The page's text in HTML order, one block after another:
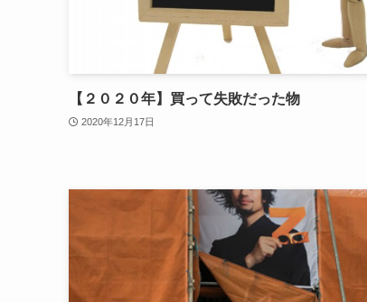
【２０２０年】買って失敗だった物
2020年12月17日